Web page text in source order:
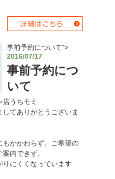
事前予約について">
2016/07/17
事前予約につ
いて
うちモミ
てありがとうございま
もかかわらず、ご希望の
内できず、
りにくくなっています